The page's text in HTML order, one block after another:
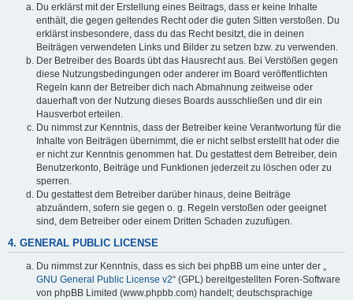
Du erklärst mit der Erstellung eines Beitrags, dass er keine Inhalte
enthält, die gegen geltendes Recht oder die guten Sitten verstoßen. Du
erklärst insbesondere, dass du das Recht besitzt, die in deinen
Beiträgen verwendeten Links und Bilder zu setzen bzw. zu verwenden.
Der Betreiber des Boards übt das Hausrecht aus. Bei Verstößen gegen
diese Nutzungsbedingungen oder anderer im Board veröffentlichten
Regeln kann der Betreiber dich nach Abmahnung zeitweise oder
dauerhaft von der Nutzung dieses Boards ausschließen und dir ein
Hausverbot erteilen.
Du nimmst zur Kenntnis, dass der Betreiber keine Verantwortung für die
Inhalte von Beiträgen übernimmt, die er nicht selbst erstellt hat oder die
er nicht zur Kenntnis genommen hat. Du gestattest dem Betreiber, dein
Benutzerkonto, Beiträge und Funktionen jederzeit zu löschen oder zu
sperren.
Du gestattest dem Betreiber darüber hinaus, deine Beiträge
abzuändern, sofern sie gegen o. g. Regeln verstoßen oder geeignet
sind, dem Betreiber oder einem Dritten Schaden zuzufügen.
4. GENERAL PUBLIC LICENSE
Du nimmst zur Kenntnis, dass es sich bei phpBB um eine unter der „
GNU General Public License v2“ (GPL) bereitgestellten Foren-Software
von phpBB Limited (www.phpbb.com) handelt; deutschsprachige